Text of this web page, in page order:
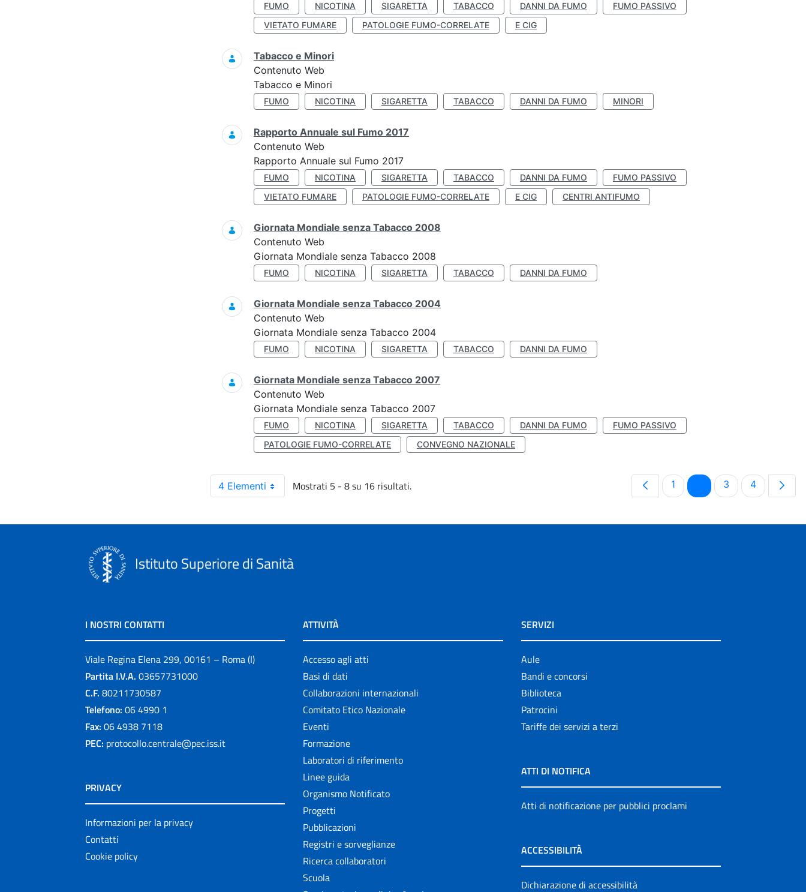
FUMO NICOTINA SIGARETTA TABACCO DANNI DA FUMO
FUMO PASSIVO
VIETATO FUMARE
PATOLOGIE FUMO-CORRELATE E CIG
Tabacco e Minori
Contenuto Web
Tabacco e Minori
FUMO NICOTINA SIGARETTA TABACCO DANNI DA FUMO MINORI
Rapporto Annuale sul Fumo 2017
Contenuto Web
Rapporto Annuale sul Fumo 2017
FUMO NICOTINA SIGARETTA TABACCO DANNI DA FUMO
FUMO PASSIVO
VIETATO FUMARE
PATOLOGIE FUMO-CORRELATE E CIG CENTRI ANTIFUMO
Giornata Mondiale senza Tabacco 2008
Contenuto Web
Giornata Mondiale senza Tabacco 2008
FUMO NICOTINA SIGARETTA TABACCO DANNI DA FUMO
Giornata Mondiale senza Tabacco 2004
Contenuto Web
Giornata Mondiale senza Tabacco 2004
FUMO NICOTINA SIGARETTA TABACCO DANNI DA FUMO
Giornata Mondiale senza Tabacco 2007
Contenuto Web
Giornata Mondiale senza Tabacco 2007
FUMO NICOTINA SIGARETTA TABACCO DANNI DA FUMO
FUMO PASSIVO
PATOLOGIE FUMO-CORRELATE
CONVEGNO NAZIONALE
4 Elementi Mostrati 5 - 8 su 16 risultati. Pagina
1 PaginaPagina
3 Pagina
4
Istituto Superiore di Sanità
I NOSTRI CONTATTI
Viale Regina Elena 299, 00161 – Roma (I)
Partita I.V.A. 03657731000
C.F. 80211730587
Telefono: 06 4990 1
Fax: 06 4938 7118
PEC: protocollo.centrale@pec.iss.it
PRIVACY
Informazioni per la privacy
Contatti
Cookie policy
ATTIVITÀ
Accesso agli atti
Basi di dati
Collaborazioni internazionali
Comitato Etico Nazionale
Eventi
Formazione
Laboratori di riferimento
Linee guida
Organismo Notificato
Progetti
Pubblicazioni
Registri e sorveglianze
Ricerca collaboratori
Scuola
SERVIZI
Aule
Bandi e concorsi
Biblioteca
Patrocini
Tariffe dei servizi a terzi
ATTI DI NOTIFICA
Atti di notificazione per pubblici proclami
ACCESSIBILITÀ
Dichiarazione di accessibilità